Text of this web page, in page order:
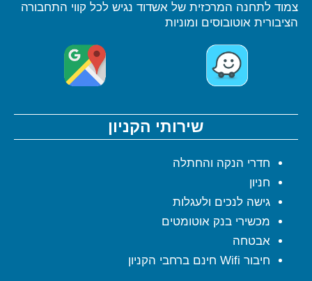
צמוד לתחנה המרכזית של אשדוד נגיש לכל קווי התחבורה
הציבורית אוטובוסים ומוניות
שירותי הקניון
חדרי הנקה והחתלה
חניון
גישה לנכים ולעגלות
מכשירי בנק אוטומטים
אבטחה
חיבור Wifi חינם ברחבי הקניון